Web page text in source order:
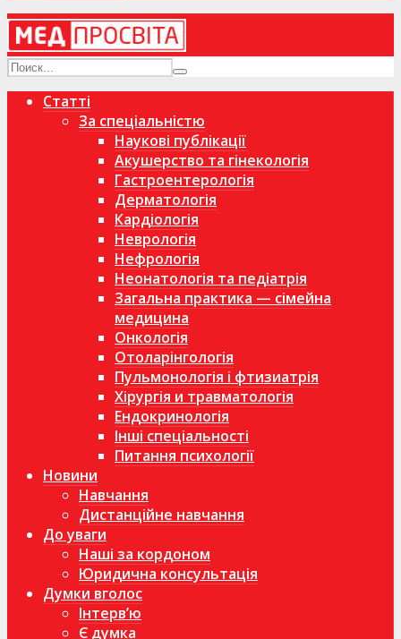
Статті
За спеціальністю
Наукові публікації
Акушерство та гінекологія
Гастроентерологія
Дерматологія
Кардіологія
Неврологія
Нефрологія
Неонатологія та педіатрія
Загальна практика — сімейна
медицина
Онкологія
Отоларінгологія
Пульмонологія і фтизиатрія
Хірургія и травматологія
Ендокринологія
Інші спеціальності
Питання психології
Новини
Навчання
Дистанційне навчання
До уваги
Наші за кордоном
Юридична консультація
Думки вголос
Інтерв’ю
Є думка